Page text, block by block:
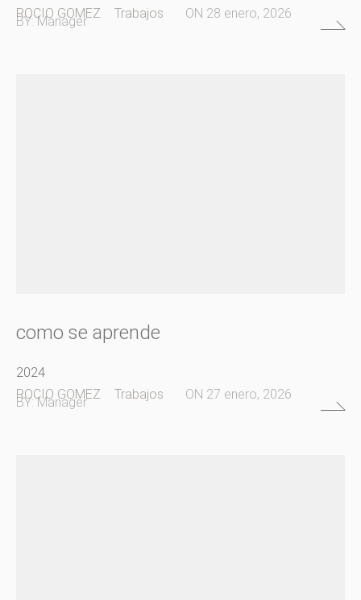
ROCIO GOMEZ
Trabajos ON 28 enero, 2026
BY:Manager
como se aprende
2024
ROCIO GOMEZ
Trabajos ON 27 enero, 2026
BY:Manager